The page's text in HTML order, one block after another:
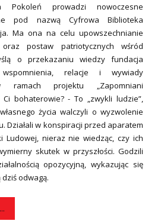
Pokoleń prowadzi nowoczesne
pod nazwą Cyfrowa Biblioteka
Ma ona na celu upowszechnianie
postaw patriotycznych wśród
o przekazaniu wiedzy fundacja
relacje i wywiady
ramach projektu „Zapomniani
bohaterowie? - To „zwykli ludzie”,
życia walczyli o wyzwolenie
Działali w konspiracji przed aparatem
Ludowej, nieraz nie wiedząc, czy ich
skutek w przyszłości. Godzili
opozycyjną, wykazując się
odwagą.